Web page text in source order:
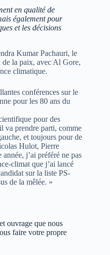
en qualité de
également pour
et les décisions
Kumar Pachauri, le
la paix, avec Al Gore,
climatique.
conférences sur le
pour les 80 ans du
pour des
va prendre parti, comme
et toujours pour de
Hulot, Pierre
j’ai préféré ne pas
climat que j’ai lancé
sur la liste PS-
de la mêlée. »
ouvrage que nous
faire votre propre